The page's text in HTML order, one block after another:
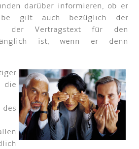
darüber informieren, ob er
gilt auch bezüglich der
der Vertragstext für den
ist, wenn er denn